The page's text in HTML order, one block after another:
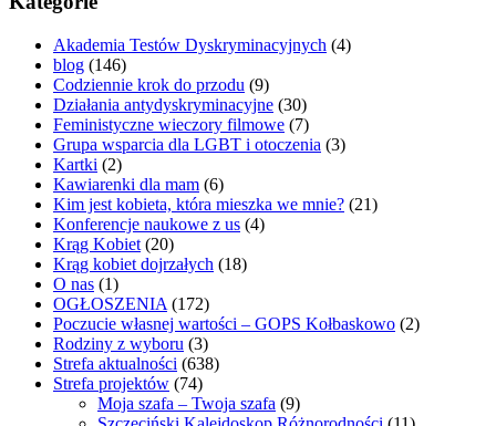
Akademia Testów Dyskryminacyjnych (4)
blog (146)
Codziennie krok do przodu (9)
Działania antydyskryminacyjne (30)
Feministyczne wieczory filmowe (7)
Grupa wsparcia dla LGBT i otoczenia (3)
Kartki (2)
Kawiarenki dla mam (6)
Kim jest kobieta, która mieszka we mnie? (21)
Konferencje naukowe z us (4)
Krąg Kobiet (20)
Krąg kobiet dojrzałych (18)
O nas (1)
OGŁOSZENIA (172)
Poczucie własnej wartości – GOPS Kołbaskowo (2)
Rodziny z wyboru (3)
Strefa aktualności (638)
Strefa projektów (74)
Moja szafa – Twoja szafa (9)